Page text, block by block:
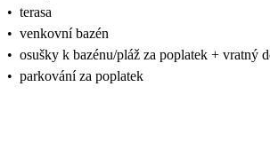
• terasa
• venkovní bazén
• osušky k bazénu/pláž za poplatek + vratný
• parkování za poplatek